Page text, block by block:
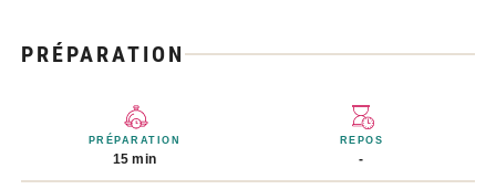
PRÉPARATION
PRÉPARATION
15 min
REPOS
-